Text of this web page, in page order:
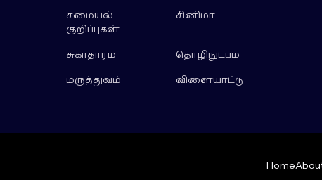
சமையல்
குறிப்புகள்
சினிமா
சுகாதாரம்
தொழிநுட்பம்
மருத்துவம்
விளையாட்டு
Home